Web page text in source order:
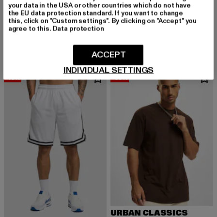
URBAN CLASSICS
Heavy Oversized
BRANDIT
BDU Ripstop
33,24 EUR
Derzeitiger Preis: 33,24 EUR
-13% -35%
URBAN CLASSICS
your data in the USA or other countries which do not have
the EU data protection standard. If you want to change
this, click on "Custom settings". By clicking on "Accept" you
agree to this. Data protection
INDIVIDUAL SETTINGS
ACCEPT